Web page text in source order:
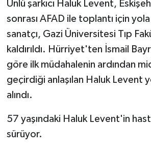
Ünlü şarkıcı Haluk Levent,
sonrası AFAD ile toplantı için yola
sanatçı, Gazi Üniversitesi Tıp
kaldırıldı. Hürriyet'ten İsmail
göre ilk müdahalenin ardından
geçirdiği anlaşılan Haluk Levent
alındı.
57 yaşındaki Haluk Levent'in
sürüyor.
MAGAZİN
Nöbetçi Eczaneler
ÖZEL HABER